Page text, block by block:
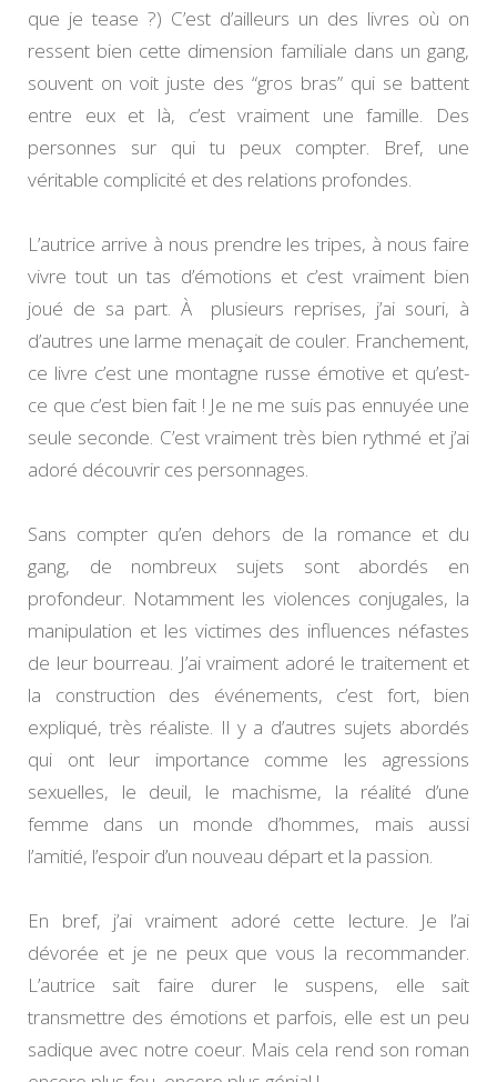
que je tease ?) C’est d’ailleurs un des livres où on
ressent bien cette dimension familiale dans un gang,
souvent on voit juste des “gros bras” qui se battent
entre eux et là, c’est vraiment une famille. Des
personnes sur qui tu peux compter. Bref, une
véritable complicité et des relations profondes.
L’autrice arrive à nous prendre les tripes, à nous faire
vivre tout un tas d’émotions et c’est vraiment bien
joué de sa part. À plusieurs reprises, j’ai souri, à
d’autres une larme menaçait de couler. Franchement,
ce livre c’est une montagne russe émotive et qu’est-
ce que c’est bien fait ! Je ne me suis pas ennuyée une
seule seconde. C’est vraiment très bien rythmé et j’ai
adoré découvrir ces personnages.
Sans compter qu’en dehors de la romance et du
gang, de nombreux sujets sont abordés en
profondeur. Notamment les violences conjugales, la
manipulation et les victimes des influences néfastes
de leur bourreau. J’ai vraiment adoré le traitement et
la construction des événements, c’est fort, bien
expliqué, très réaliste. Il y a d’autres sujets abordés
qui ont leur importance comme les agressions
sexuelles, le deuil, le machisme, la réalité d’une
femme dans un monde d’hommes, mais aussi
l’amitié, l’espoir d’un nouveau départ et la passion.
En bref, j’ai vraiment adoré cette lecture. Je l’ai
dévorée et je ne peux que vous la recommander.
L’autrice sait faire durer le suspens, elle sait
transmettre des émotions et parfois, elle est un peu
sadique avec notre coeur. Mais cela rend son roman